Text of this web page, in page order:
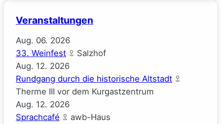
Veranstaltungen
Aug. 06. 2026
33. Weinfest
Salzhof
Aug. 12. 2026
Rundgang durch die historische Altstadt
Therme III vor dem Kurgastzentrum
Aug. 12. 2026
Sprachcafé
awb-Haus